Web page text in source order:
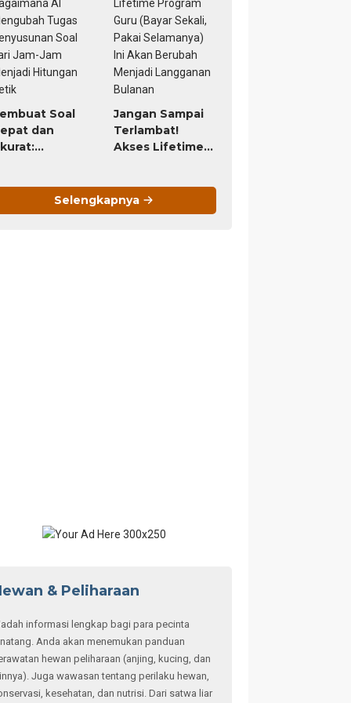
Ribu, Untung
Hidup)
Soal
dan
Jangan Sampai
Terlambat!
Akses Lifetime
Pakai
Selamanya) Ini
Selengkapnya
& Peliharaan
informasi lengkap bagi para pecinta
Anda akan menemukan panduan
hewan peliharaan (anjing, kucing, dan
Juga wawasan tentang perilaku hewan,
kesehatan, dan nutrisi. Dari satwa liar